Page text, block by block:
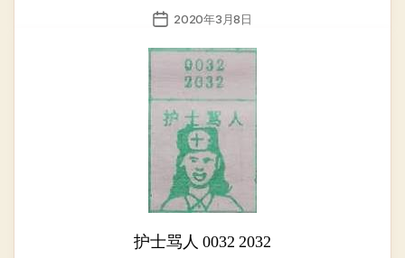
发
日
2020年3月8日
护士骂人 0032 2032